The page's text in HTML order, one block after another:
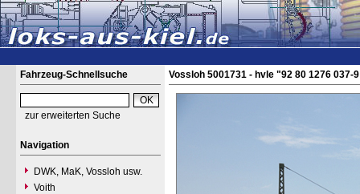
Fahrzeug-Schnellsuche
zur erweiterten Suche
Navigation
DWK, MaK, Vossloh usw.
Voith
Vossloh 5001731 - hvle "92 80 1276 037-